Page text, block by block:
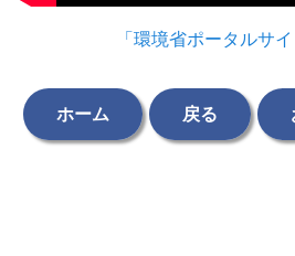
「環境省ポータルサ